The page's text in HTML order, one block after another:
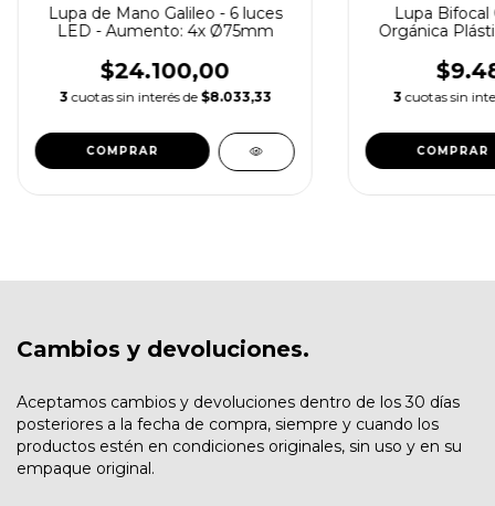
Lupa de Mano Galileo - 6 luces
LED - Aumento: 4x Ø75mm
$24.100,00
3 cuotas sin interés de $8.033,33
Lupa
Orgánica
3 cuotas sin
Cambios y devoluciones.
Aceptamos cambios y devoluciones dentro de los 30 días
posteriores a la fecha de compra, siempre y cuando los
productos estén en condiciones originales, sin uso y en su
empaque original.